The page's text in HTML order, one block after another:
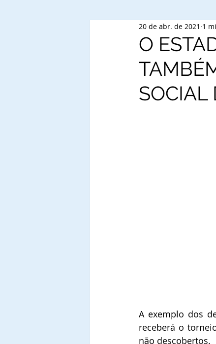
O
SOCIAL
20 de abr. de 2021 1
A exemplo dos
receberá o
não descobertos.